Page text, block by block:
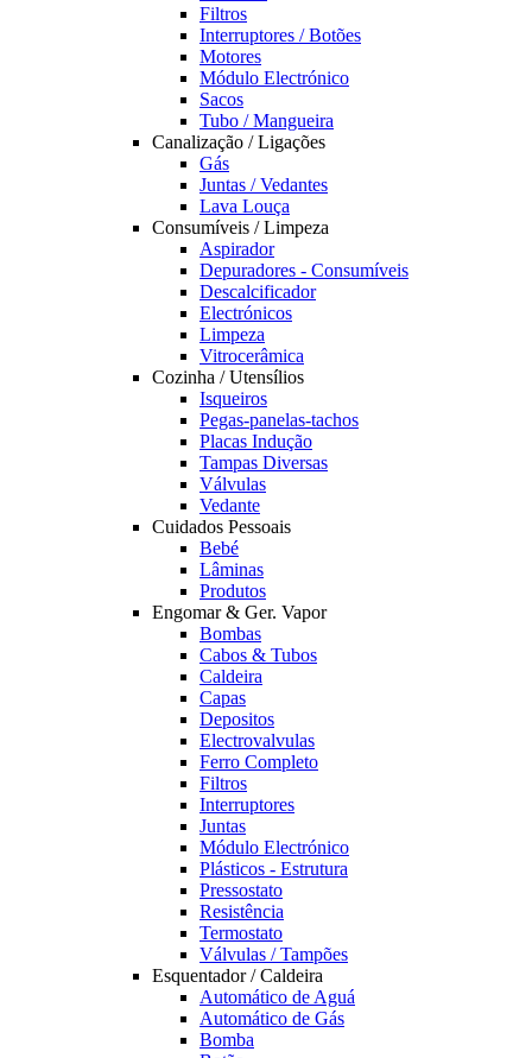
Filtros
Interruptores / Botões
Motores
Módulo Electrónico
Sacos
Tubo / Mangueira
Canalização / Ligações
Gás
Juntas / Vedantes
Lava Louça
Consumíveis / Limpeza
Aspirador
Depuradores - Consumíveis
Descalcificador
Electrónicos
Limpeza
Vitrocerâmica
Cozinha / Utensílios
Isqueiros
Pegas-panelas-tachos
Placas Indução
Tampas Diversas
Válvulas
Vedante
Cuidados Pessoais
Bebé
Lâminas
Produtos
Engomar & Ger. Vapor
Bombas
Cabos & Tubos
Caldeira
Capas
Depositos
Electrovalvulas
Ferro Completo
Filtros
Interruptores
Juntas
Módulo Electrónico
Plásticos - Estrutura
Pressostato
Resistência
Termostato
Válvulas / Tampões
Esquentador / Caldeira
Automático de Aguá
Automático de Gás
Bomba